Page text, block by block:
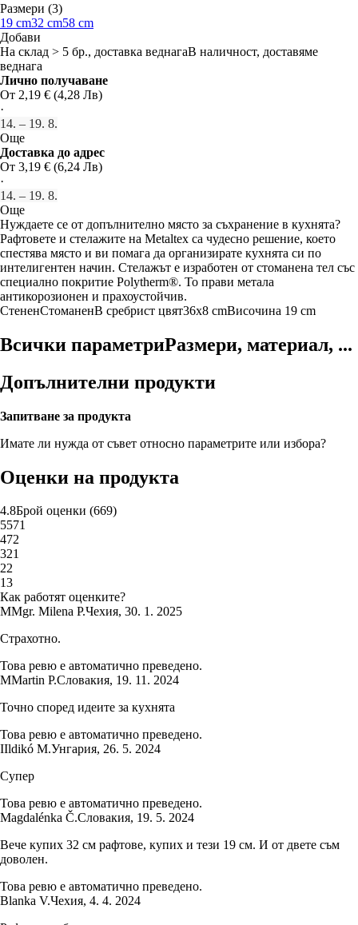
Размери (3)
19 cm32 cm58 cm
Добави
На склад > 5 бр., доставка веднагаВ наличност, доставяме
веднага
Лично получаване
От 2,19 € (4,28 Лв)
·
14. – 19. 8.
Още
Доставка до адрес
От 3,19 € (6,24 Лв)
·
14. – 19. 8.
Още
Нуждаете се от допълнително място за съхранение в кухнята?
Рафтовете и стелажите на Metaltex са чудесно решение, което
спестява място и ви помага да организирате кухнята си по
интелигентен начин. Стелажът е изработен от стоманена тел със
специално покритие Polytherm®. То прави метала
антикорозионен и прахоустойчив.
СтененСтоманенВ сребрист цвят36x8 cmВисочина 19 cm
Всички параметриРазмери, материал, ...
Допълнителни продукти
Запитване за продукта
Имате ли нужда от съвет относно параметрите или избора?
Оценки на продукта
4.8Брой оценки (669)
5571
472
321
22
13
Как работят оценките?
MMgr. Milena P.Чехия, 30. 1. 2025
Страхотно.
Това ревю е автоматично преведено.
MMartin P.Словакия, 19. 11. 2024
Точно според идеите за кухнята
Това ревю е автоматично преведено.
IIldikó M.Унгария, 26. 5. 2024
Супер
Това ревю е автоматично преведено.
Magdalénka Č.Словакия, 19. 5. 2024
Вече купих 32 см рафтове, купих и тези 19 см. И от двете съм
доволен.
Това ревю е автоматично преведено.
Blanka V.Чехия, 4. 4. 2024